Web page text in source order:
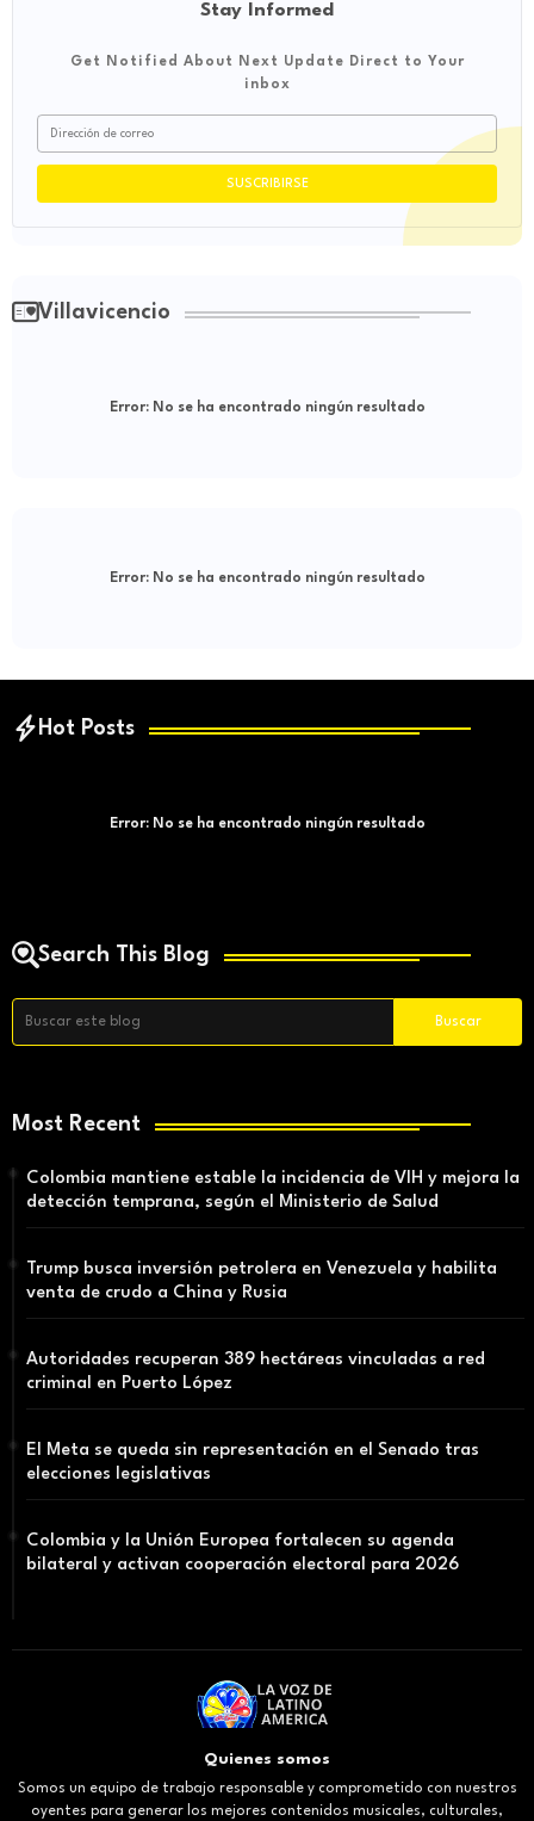
Stay Informed
Get Notified About Next Update Direct to Your
inbox
Villavicencio
Error:No se ha encontrado ningún resultado
Error:No se ha encontrado ningún resultado
Hot Posts
Error:No se ha encontrado ningún resultado
Search This Blog
Most Recent
Colombia mantiene estable la incidencia de VIH y mejora la
detección temprana, según el Ministerio de Salud
Trump busca inversión petrolera en Venezuela y habilita
venta de crudo a China y Rusia
Autoridades recuperan 389 hectáreas vinculadas a red
criminal en Puerto López
El Meta se queda sin representación en el Senado tras
elecciones legislativas
Colombia y la Unión Europea fortalecen su agenda
bilateral y activan cooperación electoral para 2026
Quienes somos
Somos un equipo de trabajo responsable y comprometido con nuestros
oyentes para generar los mejores contenidos musicales, culturales,